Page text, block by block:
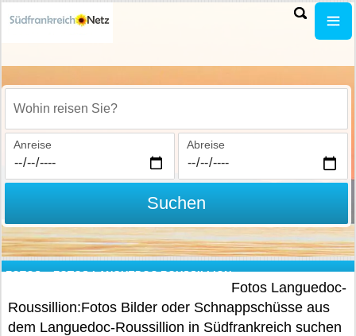
Wohin reisen Sie?
Anreise Abreise
Suchen
FOTOS»FOTOS LANGUEDOC-ROUSSILLION
Fotos Languedoc-
Roussillion:Fotos Bilder oder Schnappschüsse aus
dem Languedoc-Roussillion in Südfrankreich suchen